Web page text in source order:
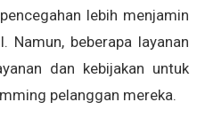
lebih menjamin
Namun, beberapa layanan
dan kebijakan untuk
pelanggan mereka.